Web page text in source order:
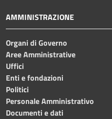
AMMINISTRAZIONE
Organi di Governo
Aree Amministrative
Uffici
Enti e fondazioni
Politici
Personale Amministrativo
Documenti e dati